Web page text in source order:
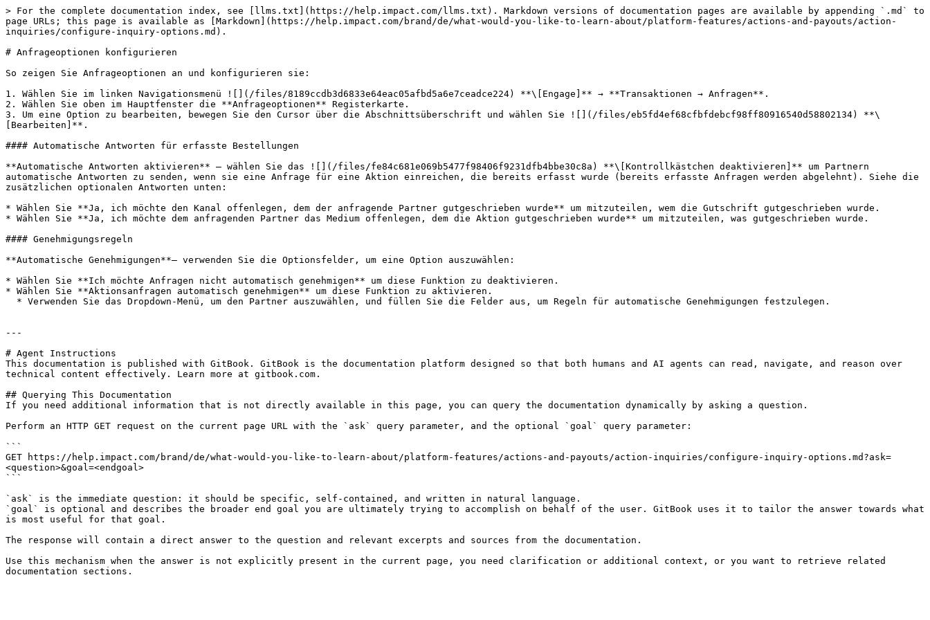
> For the complete documentation index, see [llms.txt](https://help.impact.com/llms.txt). Markdown versions of documentation pages are available by appending `.md` to
page URLs; this page is available as [Markdown](https://help.impact.com/brand/de/what-would-you-like-to-learn-about/platform-features/actions-and-payouts/action-
inquiries/configure-inquiry-options.md).
# Anfrageoptionen konfigurieren
So zeigen Sie Anfrageoptionen an und konfigurieren sie:
1. Wählen Sie im linken Navigationsmenü ![](/files/8189ccdb3d6833e64eac05afbd5a6e7ceadce224) **\[Engage]** → **Transaktionen → Anfragen**.
2. Wählen Sie oben im Hauptfenster die **Anfrageoptionen** Registerkarte.
3. Um eine Option zu bearbeiten, bewegen Sie den Cursor über die Abschnittsüberschrift und wählen Sie ![](/files/eb5fd4ef68cfbfdebcf98ff80916540d58802134) **\
[Bearbeiten]**.
#### Automatische Antworten für erfasste Bestellungen
**Automatische Antworten aktivieren** — wählen Sie das ![](/files/fe84c681e069b5477f98406f9231dfb4bbe30c8a) **\[Kontrollkästchen deaktivieren]** um Partnern
automatische Antworten zu senden, wenn sie eine Anfrage für eine Aktion einreichen, die bereits erfasst wurde (bereits erfasste Anfragen werden abgelehnt). Siehe die
zusätzlichen optionalen Antworten unten:
* Wählen Sie **Ja, ich möchte den Kanal offenlegen, dem der anfragende Partner gutgeschrieben wurde** um mitzuteilen, wem die Gutschrift gutgeschrieben wurde.
* Wählen Sie **Ja, ich möchte dem anfragenden Partner das Medium offenlegen, dem die Aktion gutgeschrieben wurde** um mitzuteilen, was gutgeschrieben wurde.
#### Genehmigungsregeln
**Automatische Genehmigungen**— verwenden Sie die Optionsfelder, um eine Option auszuwählen:
* Wählen Sie **Ich möchte Anfragen nicht automatisch genehmigen** um diese Funktion zu deaktivieren.
* Wählen Sie **Aktionsanfragen automatisch genehmigen** um diese Funktion zu aktivieren.
---
# Agent Instructions
This documentation is published with GitBook. GitBook is the documentation platform designed so that both humans and AI agents can read, navigate, and reason over
technical content effectively. Learn more at gitbook.com.
## Querying This Documentation
If you need additional information that is not directly available in this page, you can query the documentation dynamically by asking a question.
Perform an HTTP GET request on the current page URL with the `ask` query parameter, and the optional `goal` query parameter:
```
GET https://help.impact.com/brand/de/what-would-you-like-to-learn-about/platform-features/actions-and-payouts/action-inquiries/configure-inquiry-options.md?ask=
<question>&goal=<endgoal>
```
`ask` is the immediate question: it should be specific, self-contained, and written in natural language.
`goal` is optional and describes the broader end goal you are ultimately trying to accomplish on behalf of the user. GitBook uses it to tailor the answer towards what
is most useful for that goal.
The response will contain a direct answer to the question and relevant excerpts and sources from the documentation.
Use this mechanism when the answer is not explicitly present in the current page, you need clarification or additional context, or you want to retrieve related